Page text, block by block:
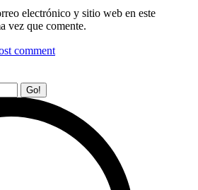
electrónico y sitio web en este
vez que comente.
comment